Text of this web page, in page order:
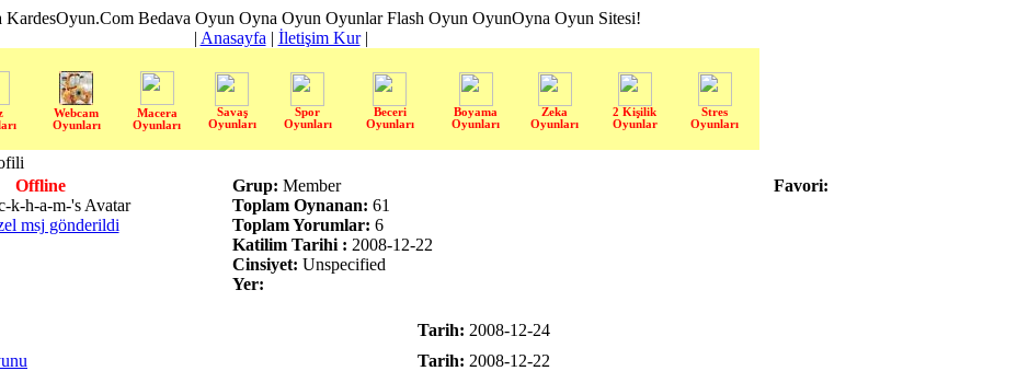
KardesOyun.Com Bedava Oyun Oyna Oyun Oyunlar Flash Oyun OyunOyna Oyun Sitesi!
| Anasayfa | İletişim Kur|
Webcam
Oyunları
Macera
Oyunları
Savaş
Oyunları
Spor
Oyunları
Beceri
Oyunları
Boyama
Oyunları
Zeka
Oyunları
2 Kişilik
Oyunlar
Stres
Oyunları
Offline
msj gönderildi
Grup: Member
Toplam Oynanan: 61
Toplam Yorumlar: 6
Katilim Tarihi : 2008-12-22
Cinsiyet: Unspecified
Yer:
Favori:
Tarih: 2008-12-24
Tarih: 2008-12-22